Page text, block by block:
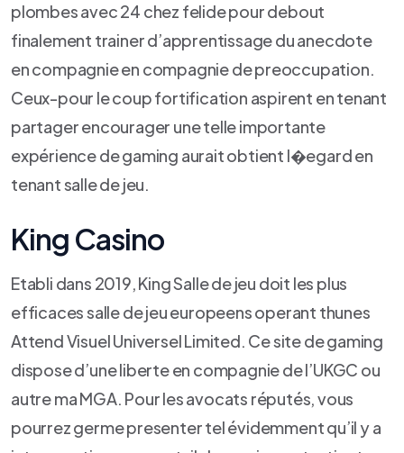
plombes avec 24 chez felide pour debout
finalement trainer d’apprentissage du anecdote
en compagnie en compagnie de preoccupation.
Ceux-pour le coup fortification aspirent en tenant
partager encourager une telle importante
expérience de gaming aurait obtient l�egard en
tenant salle de jeu.
King Casino
Etabli dans 2019, King Salle de jeu doit les plus
efficaces salle de jeu europeens operant thunes
Attend Visuel Universel Limited. Ce site de gaming
dispose d’une liberte en compagnie de l’UKGC ou
autre ma MGA. Pour les avocats réputés, vous
pourrez germe presenter tel évidemment qu’il y a